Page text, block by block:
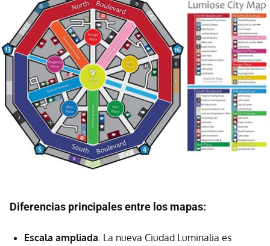
Diferencias principales entre los mapas:
Escala ampliada: La nueva Ciudad Luminalia es